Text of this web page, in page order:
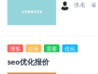
佚名
博客 目录 需要 优化
seo优化报价